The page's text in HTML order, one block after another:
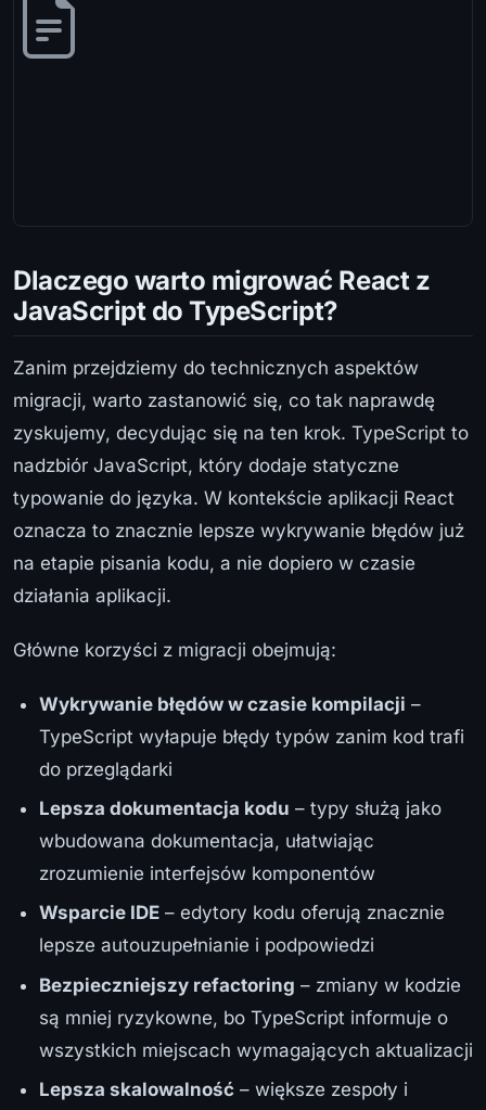
Dlaczego warto migrować React z
JavaScript do TypeScript?
Zanim przejdziemy do technicznych aspektów
migracji, warto zastanowić się, co tak naprawdę
zyskujemy, decydując się na ten krok. TypeScript to
nadzbiór JavaScript, który dodaje statyczne
typowanie do języka. W kontekście aplikacji React
oznacza to znacznie lepsze wykrywanie błędów już
na etapie pisania kodu, a nie dopiero w czasie
działania aplikacji.
Główne korzyści z migracji obejmują:
Wykrywanie błędów w czasie kompilacji –
TypeScript wyłapuje błędy typów zanim kod trafi
do przeglądarki
Lepsza dokumentacja kodu – typy służą jako
wbudowana dokumentacja, ułatwiając
zrozumienie interfejsów komponentów
Wsparcie IDE – edytory kodu oferują znacznie
lepsze autouzupełnianie i podpowiedzi
Bezpieczniejszy refactoring – zmiany w kodzie
są mniej ryzykowne, bo TypeScript informuje o
wszystkich miejscach wymagających aktualizacji
Lepsza skalowalność – większe zespoły i